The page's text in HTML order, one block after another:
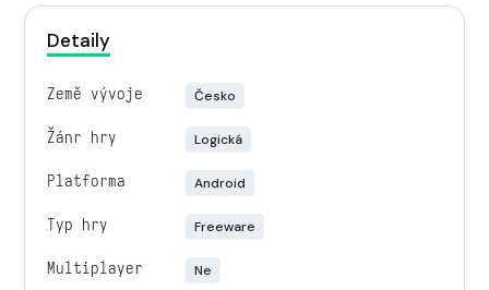
Detaily
Země vývoje Česko
Žánr hry Logická
Platforma Android
Typ hry Freeware
Multiplayer Ne